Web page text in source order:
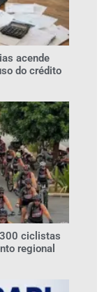
acende
do crédito
300 ciclistas
regional